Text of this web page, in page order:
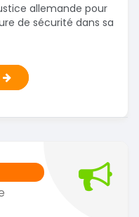
allemande pour
de sécurité dans sa